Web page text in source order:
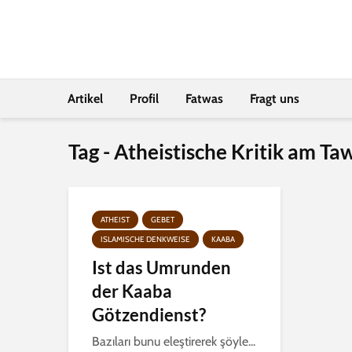
Artikel Profil Fatwas Fragt uns
Tag - Atheistische Kritik am
ATHEIST
GEBET
ISLAMISCHE DENKWEISE
KAABA
Ist das Umrunden
der Kaaba
Götzendienst?
Bazıları bunu eleştirerek şöyle...